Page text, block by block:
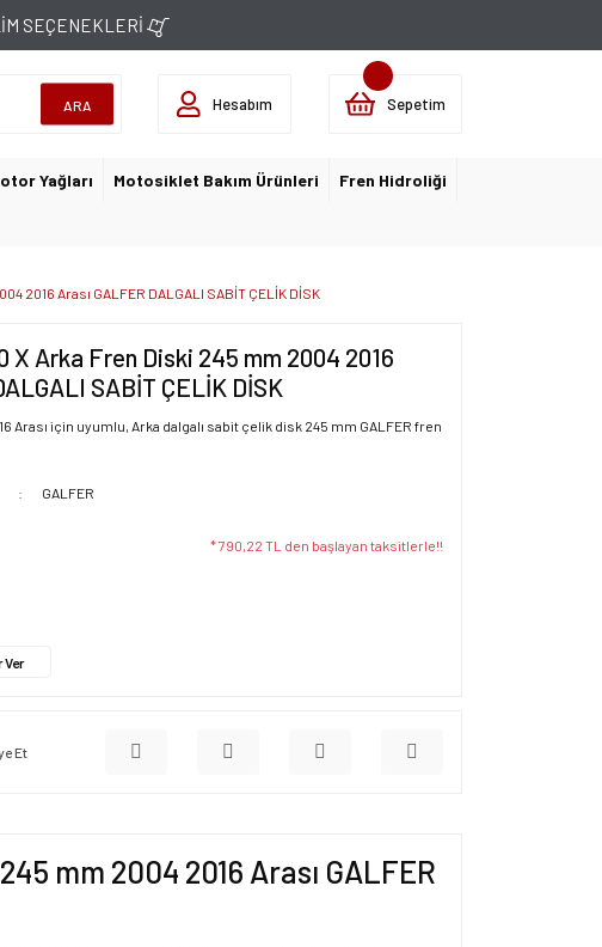
SEÇENEKLERİ
ARA Hesabım Sepetim
Yağları Motosiklet Bakım Ürünleri Fren Hidroliği
2016 Arası GALFER DALGALI SABİT ÇELİK DİSK
X Arka Fren Diski 245 mm 2004 2016
SABİT ÇELİK DİSK
Arası için uyumlu, Arka dalgalı sabit çelik disk 245 mm GALFER fren
GALFER
* 790,22 TL den başlayan taksitlerle!!
Et
mm 2004 2016 Arası GALFER